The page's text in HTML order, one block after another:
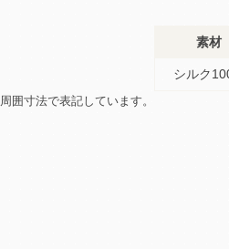
囲寸法で表記しています。
素材
シルク